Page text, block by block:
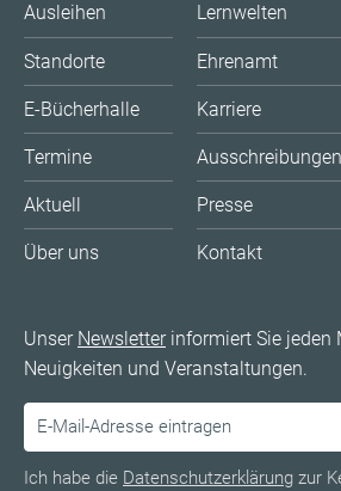
Ausleihen
Standorte
E-Bücherhalle
Termine
Aktuell
Über uns
Lernwelten
Ehrenamt
Karriere
Ausschreibungen
Presse
Kontakt
Unser Newsletterinformiert Sie jeden
Neuigkeiten und Veranstaltungen.
Ich habe die Datenschutzerklärung zur